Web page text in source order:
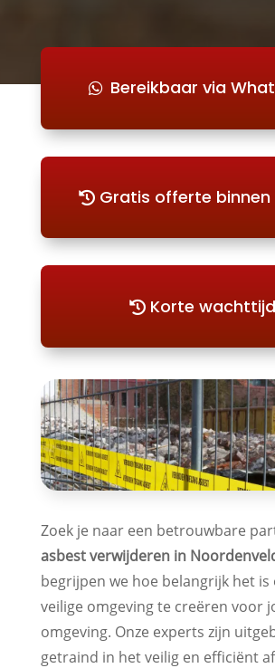
Bereikbaar via
Gratis offerte binnen
Korte wachttijd
Zoek je naar een betrouwbare
asbest verwijderen in
begrijpen we hoe belangrijk het is
veilige omgeving te creëren voor
omgeving. Onze experts zijn
getraind in het veilig en efficiënt